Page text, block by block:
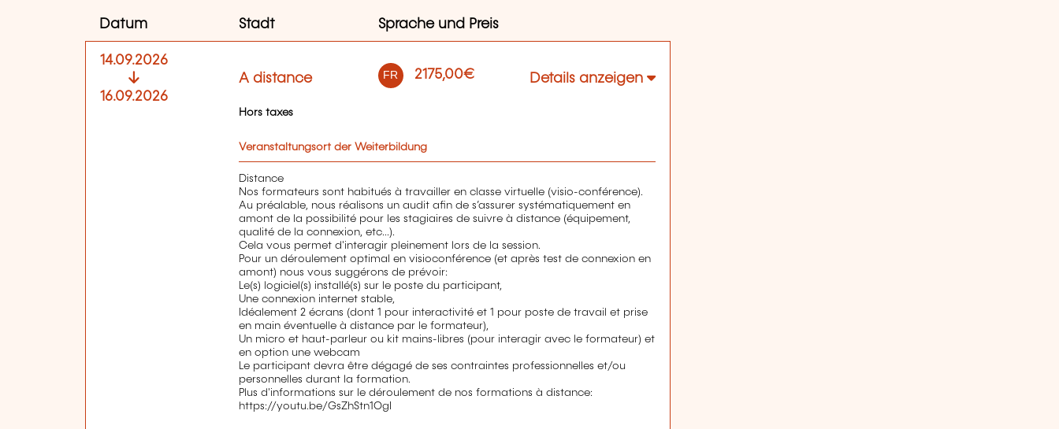
Datum Stadt Sprache und Preis
14.09.2026
16.09.2026
A distance FR 2175,00€ Details anzeigen
Hors taxes
Veranstaltungsort der Weiterbildung
Distance
Nos formateurs sont habitués à travailler en classe virtuelle (visio-conférence).
Au préalable, nous réalisons un audit afin de s’assurer systématiquement en
amont de la possibilité pour les stagiaires de suivre à distance (équipement,
qualité de la connexion, etc...).
Cela vous permet d'interagir pleinement lors de la session.
Pour un déroulement optimal en visioconférence (et après test de connexion en
amont) nous vous suggérons de prévoir:
Le(s) logiciel(s) installé(s) sur le poste du participant,
Une connexion internet stable,
Idéalement 2 écrans (dont 1 pour interactivité et 1 pour poste de travail et prise
en main éventuelle à distance par le formateur),
Un micro et haut-parleur ou kit mains-libres (pour interagir avec le formateur) et
en option une webcam
Le participant devra être dégagé de ses contraintes professionnelles et/ou
personnelles durant la formation.
Plus d'informations sur le déroulement de nos formations à distance:
https://youtu.be/GsZhStn1OgI